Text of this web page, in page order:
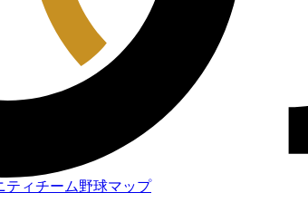
ティチーム野球マップ